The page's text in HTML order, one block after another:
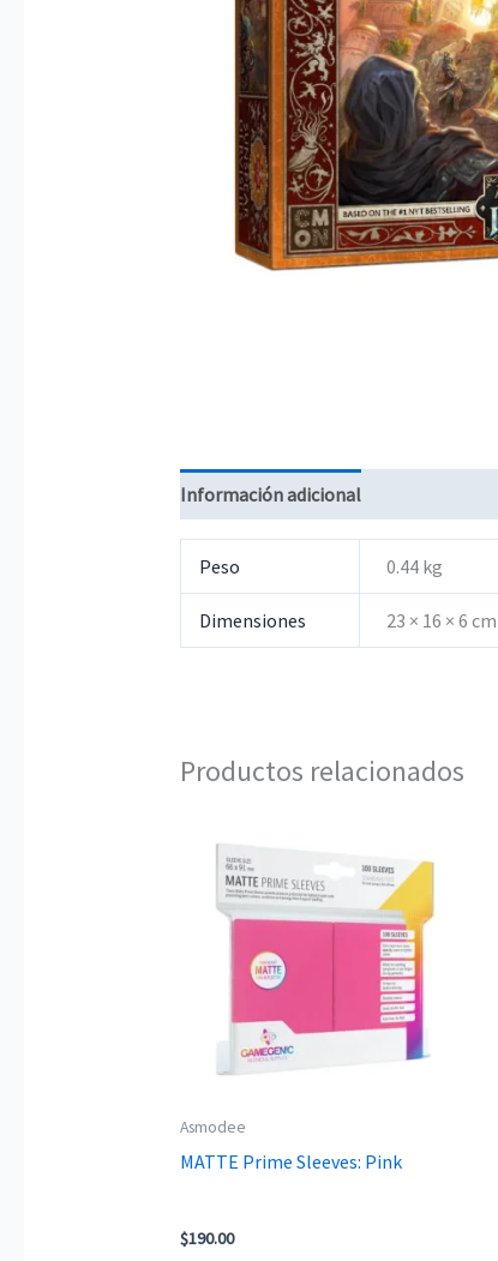
Información adicional
Peso 0.44 kg
Dimensiones 23 × 16 × 6 cm
Productos relacionados
Asmodee
MATTE Prime Sleeves: Pink
$190.00